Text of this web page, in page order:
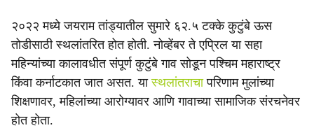
२०२२ मध्ये जयराम तांड्यातील सुमारे ६२.५ टक्के कुटुंबे ऊस
तोडीसाठी स्थलांतरित होत होती. नोव्हेंबर ते एप्रिल या सहा
महिन्यांच्या कालावधीत संपूर्ण कुटुंबे गाव सोडून पश्चिम महाराष्ट्र
किंवा कर्नाटकात जात असत. यास्थलांतराचापरिणाम मुलांच्या
शिक्षणावर, महिलांच्या आरोग्यावर आणि गावाच्या सामाजिक संरचनेवर
होत होता.